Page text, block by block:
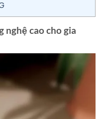
nghệ cao cho gia